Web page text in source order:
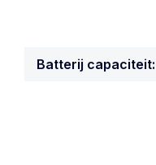
Batterij capaciteit: